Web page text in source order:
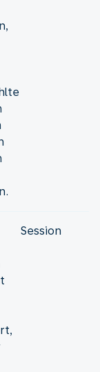
Session